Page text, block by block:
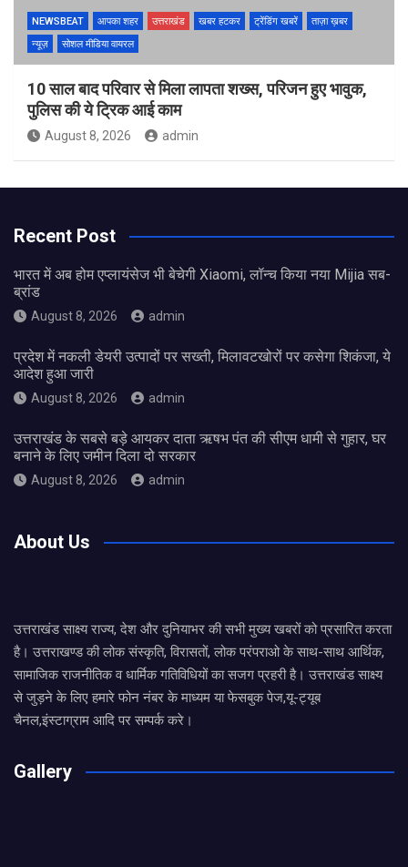
NEWSBEAT आपका शहर उत्तराखंड खबर हटकर ट्रेंडिंग खबरें
ताज़ा ख़बर
न्यूज़
सोशल मीडिया वायरल
10 साल बाद परिवार से मिला लापता शख्स, परिजन हुए भावुक,
पुलिस की ये ट्रिक आई काम
August 8, 2026 admin
Recent Post
भारत में अब होम एप्लायंसेज भी बेचेगी Xiaomi, लॉन्च किया नया Mijia सब-
ब्रांड
August 8, 2026 admin
प्रदेश में नकली डेयरी उत्पादों पर सख्ती, मिलावटखोरों पर कसेगा शिकंजा, ये
आदेश हुआ जारी
August 8, 2026 admin
उत्तराखंड के सबसे बड़े आयकर दाता ऋषभ पंत की सीएम धामी से गुहार, घर
बनाने के लिए जमीन दिला दो सरकार
August 8, 2026 admin
About Us
उत्तराखंड साक्ष्य राज्य, देश और दुनियाभर की सभी मुख्य खबरों को प्रसारित करता
है। उत्तराखण्ड की लोक संस्कृति, विरासतों, लोक परंपराओ के साथ-साथ आर्थिक,
सामाजिक राजनीतिक व धार्मिक गतिविधियों का सजग प्रहरी है। उत्तराखंड साक्ष्य
से जुड़ने के लिए हमारे फोन नंबर के माध्यम या फेसबुक पेज,यू-ट्यूब
चैनल,इंस्टाग्राम आदि पर सम्पर्क करे।
Gallery